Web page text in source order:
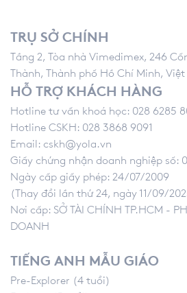
TRỤ SỞ CHÍNH
Tầng 2, Tòa nhà Vimedimex, 246
Thành, Thành phố Hồ Chí Minh,
HỖ TRỢ KHÁCH HÀNG
Hotline tư vấn khoá học: 028 6285
Hotline CSKH: 028 3868 9091
Email: cskh@yola.vn
Giấy chứng nhận doanh nghiệp số:
Ngày cấp giấy phép: 24/07/2009
(Thay đổi lần thứ 24, ngày 11/09/
Nơi cấp: SỞ TÀI CHÍNH TP.HCM -
DOANH
TIẾNG ANH MẪU GIÁO
Pre-Explorer (4 tuổi)